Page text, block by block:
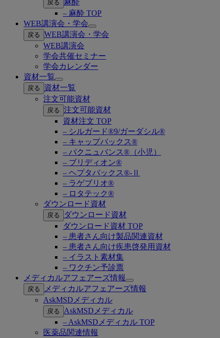
戻る
麻酔
– 麻酔 TOP
WEB講演会・学会
Open
submenu
戻る WEB講演会・学会
WEB講演会
学会共催セミナー
学会カレンダー
資材一覧
Open
submenu
戻る
資材一覧
注文可能資材
戻る 注文可能資材
資材注文 TOP
– シルガード®9/ガーダシル®
– キャップバックス®
– バクニュバンス®（小児）
– ブリディオン®
– ヘプタバックス®-Ⅱ
– ラゲブリオ®
– ロタテック®
ダウンロード資材
戻る
ダウンロード資材
ダウンロード資材 TOP
– 患者さん向け製品関連資材
– 患者さん向け疾患啓発用資材
– イラスト素材集
– ワクチン予診票
メディカルアフェアーズ情報
Open
submenu
戻る
メディカルアフェアーズ情報
AskMSDメディカル
戻る
AskMSDメディカル
– AskMSDメディカル TOP
医薬品関連情報